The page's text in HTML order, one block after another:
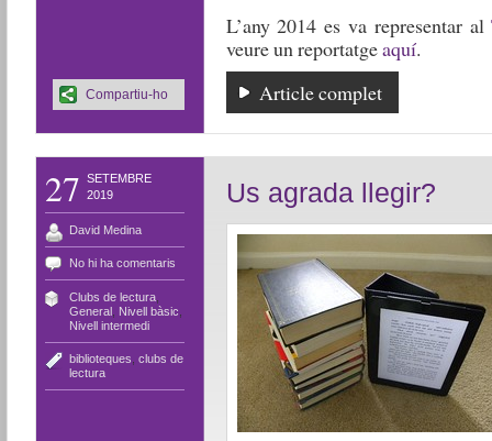
L’any 2014 es va representar al
veure un reportatgeaquí.
Article complet
Compartiu-ho
27 SETEMBRE
2019
David Medina
No hi ha comentaris
Clubs de lectura,
General, Nivell bàsic
Nivell intermedi
biblioteques clubs de
lectura
Us agrada llegir?